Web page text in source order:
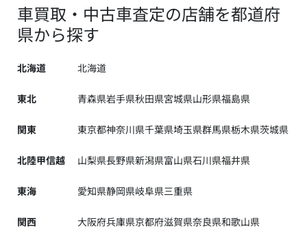
車買取・中古車査定の店舗を都道府
県から探す
北海道 北海道
東北 青森県岩手県秋田県宮城県山形県福島県
関東 東京都神奈川県千葉県埼玉県群馬県栃木県茨城県
北陸甲信越 山梨県長野県新潟県富山県石川県福井県
東海 愛知県静岡県岐阜県三重県
関西 大阪府兵庫県京都府滋賀県奈良県和歌山県